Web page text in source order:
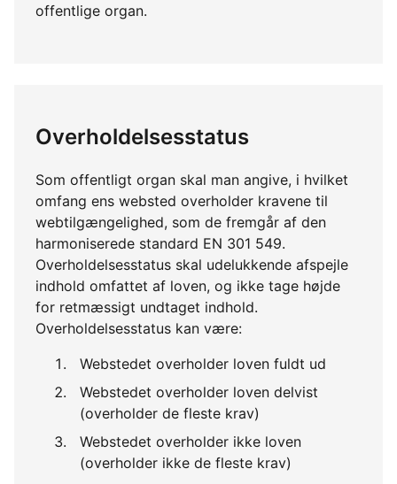
offentlige organ.
Overholdelsesstatus
Som offentligt organ skal man angive, i hvilket
omfang ens websted overholder kravene til
webtilgængelighed, som de fremgår af den
harmoniserede standard EN 301 549.
Overholdelsesstatus skal udelukkende afspejle
indhold omfattet af loven, og ikke tage højde
for retmæssigt undtaget indhold.
Overholdelsesstatus kan være:
Webstedet overholder loven fuldt ud
Webstedet overholder loven delvist
(overholder de fleste krav)
Webstedet overholder ikke loven
(overholder ikke de fleste krav)